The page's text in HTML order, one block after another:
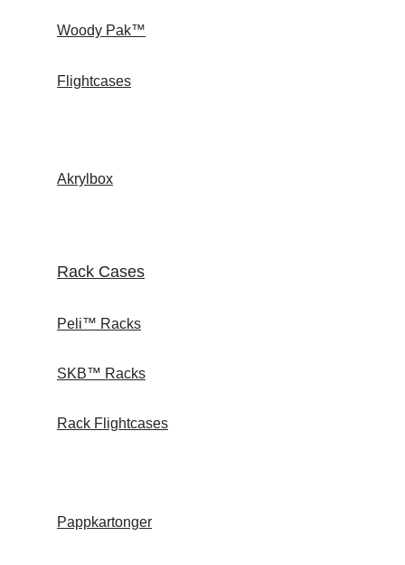
Woody Pak™
Flightcases
Akrylbox
Rack Cases
Peli™ Racks
SKB™ Racks
Rack Flightcases
Pappkartonger